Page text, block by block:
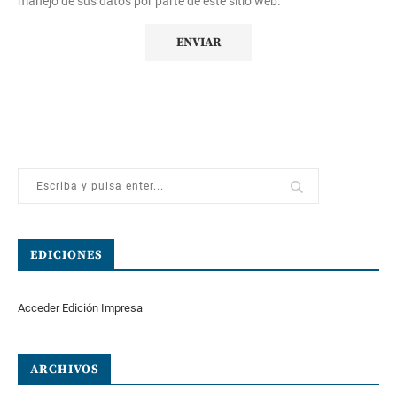
EDICIONES
Acceder Edición Impresa
ARCHIVOS